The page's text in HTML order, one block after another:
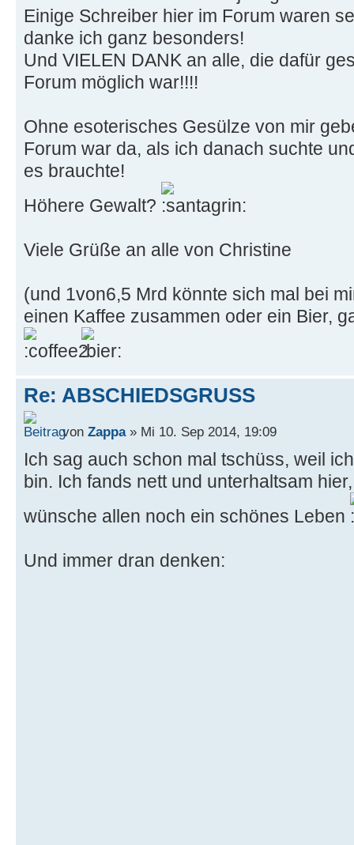
Einige Schreiber hier im Forum waren
danke ich ganz besonders!
Und VIELEN DANK an alle, die dafür
Forum möglich war!!!!
Ohne esoterisches Gesülze von mir
Forum war da, als ich danach suchte
es brauchte!
Höhere Gewalt?
Viele Grüße an alle von Christine
(und 1von6,5 Mrd könnte sich mal bei
einen Kaffee zusammen oder ein Bier,
Re: ABSCHIEDSGRUSS
von Zappa» Mi 10. Sep 2014, 19:09
Ich sag auch schon mal tschüss, weil
bin. Ich fands nett und unterhaltsam
wünsche allen noch ein schönes Leben
Und immer dran denken: